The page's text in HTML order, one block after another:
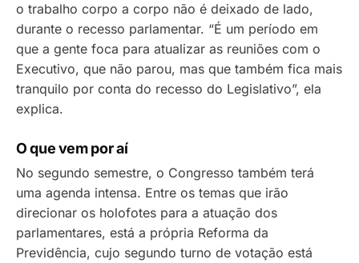
o trabalho corpo a corpo não é deixado de lado,
durante o recesso parlamentar. “É um período em
que a gente foca para atualizar as reuniões com o
Executivo, que não parou, mas que também fica mais
tranquilo por conta do recesso do Legislativo”, ela
explica.
O que vem por aí
No segundo semestre, o Congresso também terá
uma agenda intensa. Entre os temas que irão
direcionar os holofotes para a atuação dos
parlamentares, está a própria Reforma da
Previdência, cujo segundo turno de votação está